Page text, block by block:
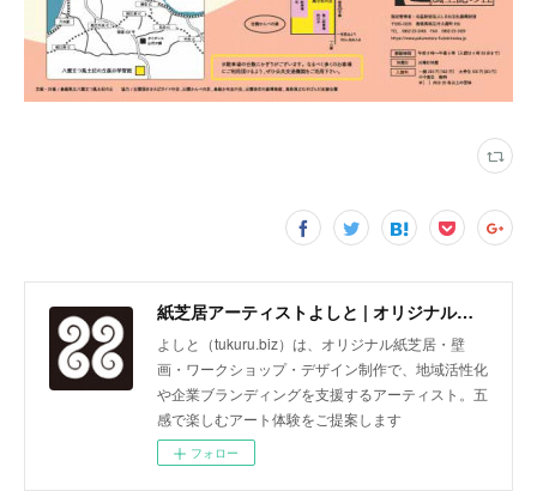
紙芝居アーティストよしと | オリジナル紙芝居・壁画・ワークショップ
よしと（tukuru.biz）は、オリジナル紙芝居・壁
画・ワークショップ・デザイン制作で、地域活性化
や企業ブランディングを支援するアーティスト。五
感で楽しむアート体験をご提案します
フォロー